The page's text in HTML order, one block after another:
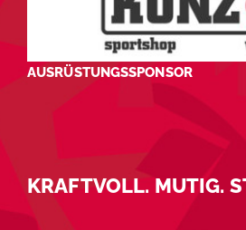
AUSRÜSTUNGSSPONSOR
KRAFTVOLL. MUTIG.